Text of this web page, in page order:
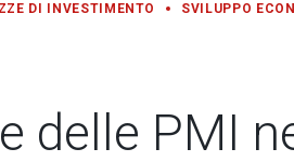
DI INVESTIMENTO SVILUPPO
delle PMI